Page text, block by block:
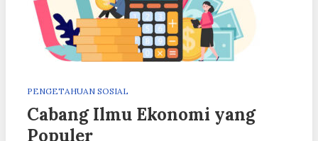
PENGETAHUAN SOSIAL
Cabang Ilmu Ekonomi yang
Populer